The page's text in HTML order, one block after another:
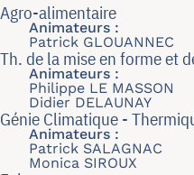
Agro-alimentaire
Animateurs :
Patrick GLOUANNEC
Th. de la mise en forme et
Animateurs :
Philippe LE MASSON
Didier DELAUNAY
Génie Climatique -
Animateurs :
Patrick SALAGNAC
Monica SIROUX